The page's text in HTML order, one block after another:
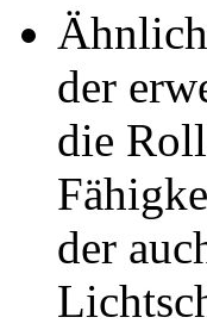
der
die
der